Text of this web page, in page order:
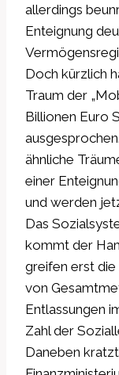
allerdings
Enteignung
Doch kürzlich
Traum der
Billionen Euro
ähnliche
einer
und werden
Das
kommt der
greifen erst
von
Entlassungen
Zahl der
Daneben